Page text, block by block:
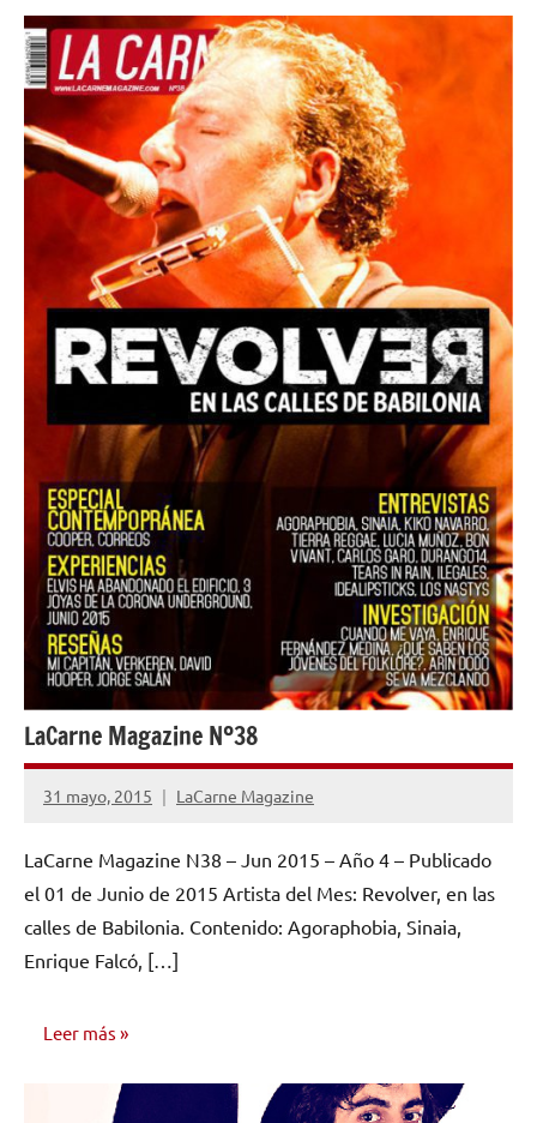
ENTREVISTAS
LaCarne Magazine Nº38
31 mayo, 2015 LaCarne Magazine
No
comentarios
LaCarne Magazine N38 – Jun 2015 – Año 4 – Publicado
el 01 de Junio de 2015 Artista del Mes: Revolver, en las
calles de Babilonia. Contenido: Agoraphobia, Sinaia,
Enrique Falcó, […]
Leer más
NÚMEROS